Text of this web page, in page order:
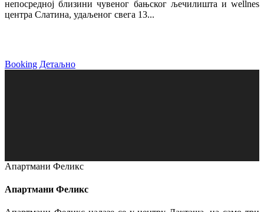
непосредној близини чувеног бањског љечилишта и wellnes
центра Слатина, удаљеног свега 13...
Booking Детаљно
Апартмани Феликс
Апартмани Феликс